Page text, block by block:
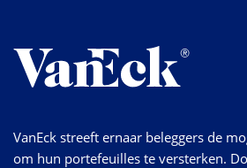
VanEck streeft ernaar beleggers de
om hun portefeuilles te versterken.